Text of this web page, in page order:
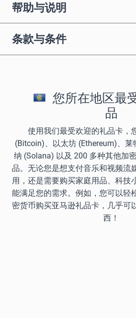
帮助与说明
条款与条件
您所在地区最
品
使用我们最受欢迎的礼品卡，
(Bitcoin)、以太坊 (Ethereum)、
纳 (Solana) 以及 200 多种其他加
品。无论您是想支付音乐和视频流
用，还是需要购买家庭用品、科技
能满足您的需求。例如，您可以轻
密货币购买亚马逊礼品卡，几乎可
西！